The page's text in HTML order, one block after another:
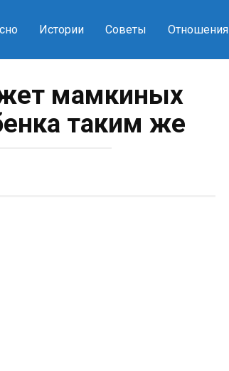
Истории Советы Отношения
мамкиных
таким же